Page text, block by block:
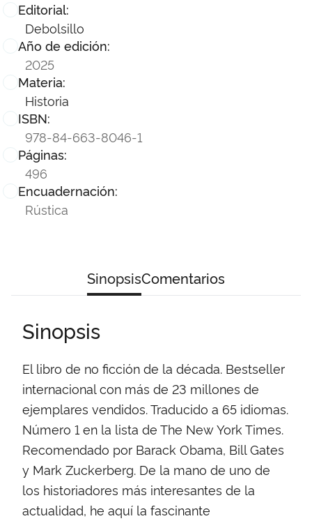
Editorial:
Debolsillo
Año de edición:
2025
Materia:
Historia
ISBN:
978-84-663-8046-1
Páginas:
496
Encuadernación:
Rústica
SinopsisComentarios
Sinopsis
El libro de no ficción de la década. Bestseller
internacional con más de 23 millones de
ejemplares vendidos. Traducido a 65 idiomas.
Número 1 en la lista de The New York Times.
Recomendado por Barack Obama, Bill Gates
y Mark Zuckerberg. De la mano de uno de
los historiadores más interesantes de la
actualidad, he aquí la fascinante